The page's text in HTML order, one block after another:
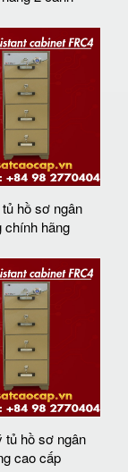
hồ sơ ngân
chính hãng
tủ hồ sơ ngân
cao cấp